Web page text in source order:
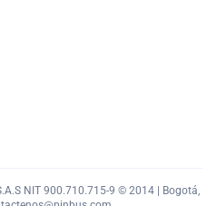
NIT 900.710.715-9 © 2014 | Bogotá,